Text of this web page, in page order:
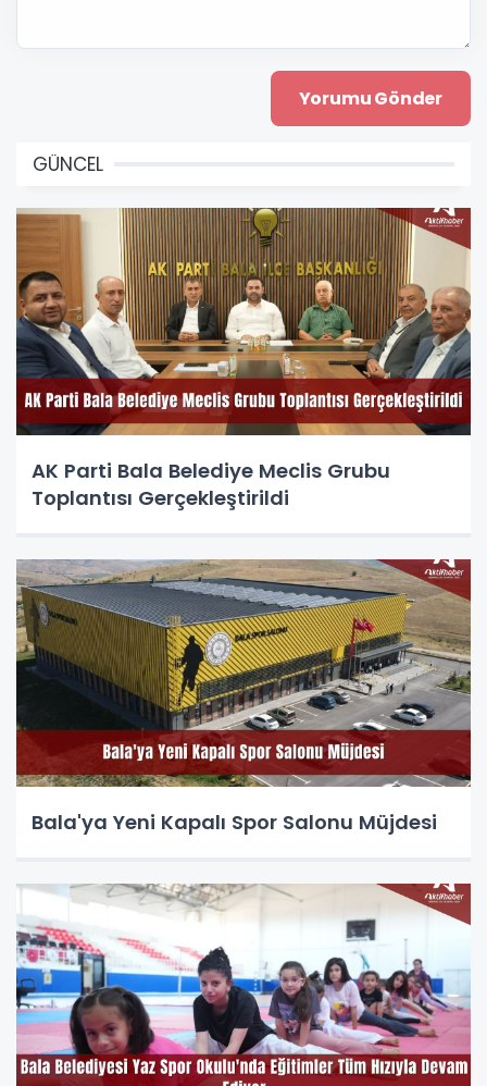
GÜNCEL
AK Parti Bala Belediye Meclis Grubu
Toplantısı Gerçekleştirildi
Bala'ya Yeni Kapalı Spor Salonu Müjdesi